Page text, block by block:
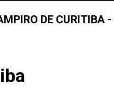
DE